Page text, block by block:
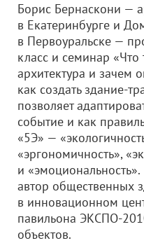
Борис Бернаскони —
в Екатеринбурге и
в Первоуральске —
класс и семинар «Что
архитектура и зачем
как создать здание-
позволяет
событие и как
«5Э» —
«эргономичность»,
и
автор общественных
в инновационном
павильона ЭКСПО-
объектов.